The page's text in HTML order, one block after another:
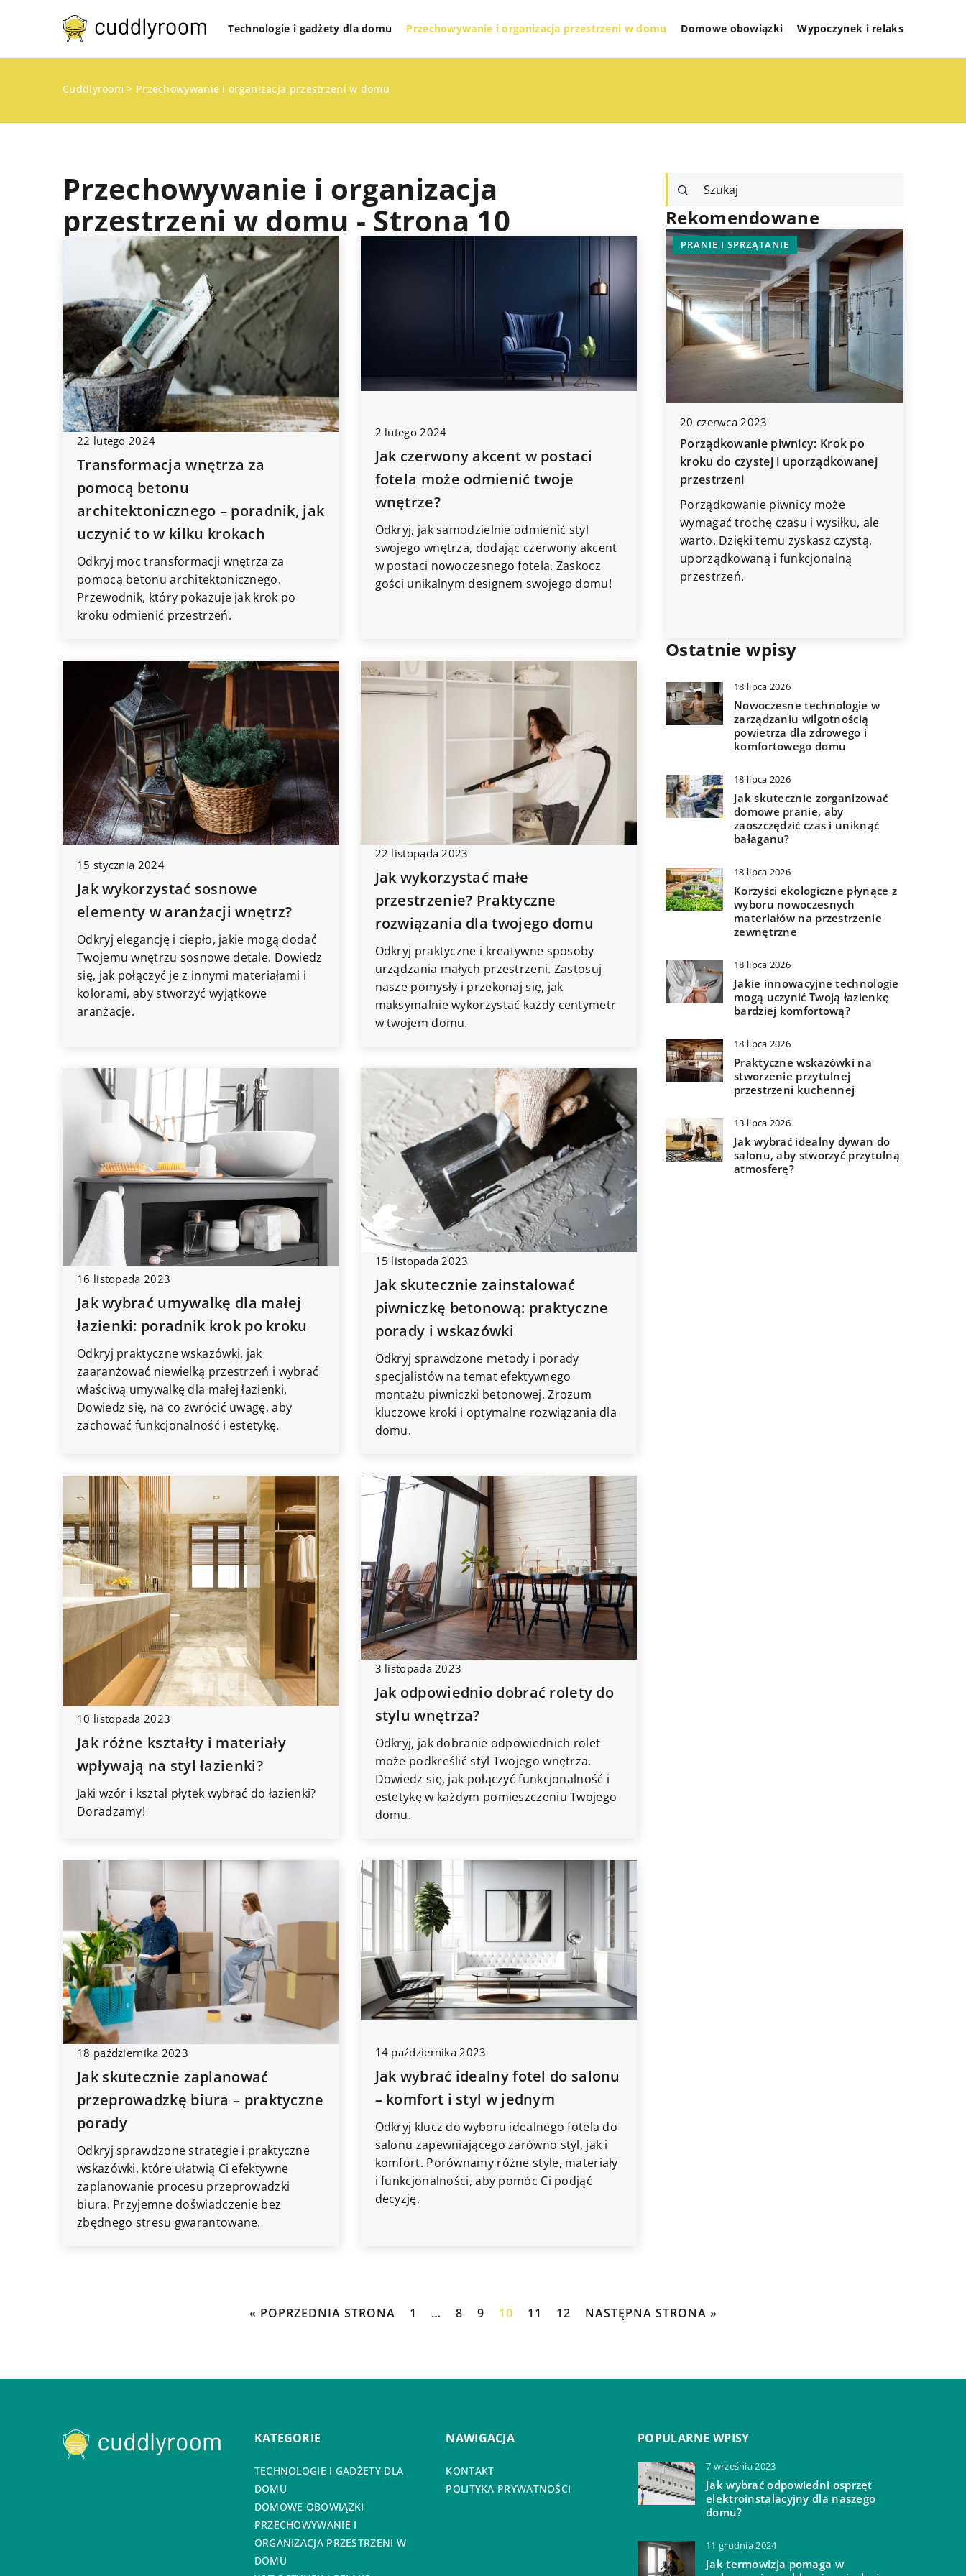
Technologie i gadżety dla domu Przechowywanie i organizacja przestrzeni w domu Domowe obowiązki Wypoczynek i relaks
Cuddlyroom > Przechowywanie i organizacja przestrzeni w domu
Przechowywanie i organizacja
przestrzeni w domu - Strona 10
22 lutego 2024
Transformacja wnętrza za
pomocą betonu
architektonicznego – poradnik, jak
uczynić to w kilku krokach
Odkryj moc transformacji wnętrza za
pomocą betonu architektonicznego.
Przewodnik, który pokazuje jak krok po
kroku odmienić przestrzeń.
2 lutego 2024
Jak czerwony akcent w postaci
fotela może odmienić twoje
wnętrze?
Odkryj, jak samodzielnie odmienić styl
swojego wnętrza, dodając czerwony akcent
w postaci nowoczesnego fotela. Zaskocz
gości unikalnym designem swojego domu!
15 stycznia 2024
Jak wykorzystać sosnowe
elementy w aranżacji wnętrz?
Odkryj elegancję i ciepło, jakie mogą dodać
Twojemu wnętrzu sosnowe detale. Dowiedz
się, jak połączyć je z innymi materiałami i
kolorami, aby stworzyć wyjątkowe
aranżacje.
22 listopada 2023
Jak wykorzystać małe
przestrzenie? Praktyczne
rozwiązania dla twojego domu
Odkryj praktyczne i kreatywne sposoby
urządzania małych przestrzeni. Zastosuj
nasze pomysły i przekonaj się, jak
maksymalnie wykorzystać każdy centymetr
w twojem domu.
16 listopada 2023
Jak wybrać umywalkę dla małej
łazienki: poradnik krok po kroku
Odkryj praktyczne wskazówki, jak
zaaranżować niewielką przestrzeń i wybrać
właściwą umywalkę dla małej łazienki.
Dowiedz się, na co zwrócić uwagę, aby
zachować funkcjonalność i estetykę.
15 listopada 2023
Jak skutecznie zainstalować
piwniczkę betonową: praktyczne
porady i wskazówki
Odkryj sprawdzone metody i porady
specjalistów na temat efektywnego
montażu piwniczki betonowej. Zrozum
kluczowe kroki i optymalne rozwiązania dla
domu.
10 listopada 2023
Jak różne kształty i materiały
wpływają na styl łazienki?
Jaki wzór i kształ płytek wybrać do łazienki?
Doradzamy!
3 listopada 2023
Jak odpowiednio dobrać rolety do
stylu wnętrza?
Odkryj, jak dobranie odpowiednich rolet
może podkreślić styl Twojego wnętrza.
Dowiedz się, jak połączyć funkcjonalność i
estetykę w każdym pomieszczeniu Twojego
domu.
18 października 2023
Jak skutecznie zaplanować
przeprowadzkę biura – praktyczne
porady
Odkryj sprawdzone strategie i praktyczne
wskazówki, które ułatwią Ci efektywne
zaplanowanie procesu przeprowadzki
biura. Przyjemne doświadczenie bez
zbędnego stresu gwarantowane.
14 października 2023
Jak wybrać idealny fotel do salonu
– komfort i styl w jednym
Odkryj klucz do wyboru idealnego fotela do
salonu zapewniającego zarówno styl, jak i
komfort. Porównamy różne style, materiały
i funkcjonalności, aby pomóc Ci podjąć
decyzję.
Rekomendowane
INNE
19 marca 2026
Jak wybrać idealne tapety do pokoju
Dowiedz się, jak dobrać tapety, które
stworzą bezpieczne i kreatywne
środowisko dla Twojego dziecka.
Poznaj różnorodne style, wzory i
materiały, które idealnie wpasują się
w klimat pokoju dziecięcego.
TECHNOLOGIE I GADŻETY DLA DOMU
Jak skutecznie radzić sobie z
zalaniami i uszkodzeniami
budynków przy pomocy
nowoczesnych technologii?
technologie mogą pomóc w
skutecznym zarządzaniu
uszkodzeniami budynków
spowodowanymi zalaniem,
PRANIE I SPRZĄTANIE
20 czerwca 2023
Porządkowanie piwnicy: Krok po
kroku do czystej i uporządkowanej
przestrzeni
Porządkowanie piwnicy może
wymagać trochę czasu i wysiłku, ale
warto. Dzięki temu zyskasz czystą,
uporządkowaną i funkcjonalną
przestrzeń.
Ostatnie wpisy
18 lipca 2026
Nowoczesne technologie w
zarządzaniu wilgotnością
powietrza dla zdrowego i
komfortowego domu
18 lipca 2026
Jak skutecznie zorganizować
domowe pranie, aby
zaoszczędzić czas i uniknąć
bałaganu?
18 lipca 2026
Korzyści ekologiczne płynące z
wyboru nowoczesnych
materiałów na przestrzenie
zewnętrzne
18 lipca 2026
Jakie innowacyjne technologie
mogą uczynić Twoją łazienkę
bardziej komfortową?
18 lipca 2026
Praktyczne wskazówki na
stworzenie przytulnej
przestrzeni kuchennej
13 lipca 2026
Jak wybrać idealny dywan do
salonu, aby stworzyć przytulną
atmosferę?
« POPRZEDNIA STRONA 1 … 8 9 10 11 12 NASTĘPNA STRONA »
KATEGORIE
TECHNOLOGIE I GADŻETY DLA
DOMU
DOMOWE OBOWIĄZKI
PRZECHOWYWANIE I
ORGANIZACJA PRZESTRZENI W
DOMU
NAWIGACJA
KONTAKT
POLITYKA PRYWATNOŚCI
POPULARNE WPISY
7 września 2023
Jak wybrać odpowiedni osprzęt
elektroinstalacyjny dla naszego
domu?
11 grudnia 2024
Jak termowizja pomaga w